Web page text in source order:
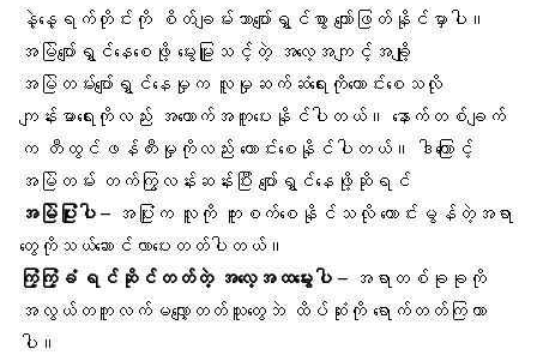
နဲ့နေ့ရက်တိုင်းကို စိတ်ချမ်းသာပျော်ရွှင်စွာ ကျော်ဖြတ်နိုင်မှာပါ။
အမြဲပျော်ရွှင်နေစေဖို့ မွေးမြူသင့်တဲ့ အလေ့အကျင့် အချို့
အမြဲတမ်းပျော်ရွှင်နေမှုက လူမှုဆက်ဆံရေးကိုကောင်းစေသလို
ကျန်းမာရေးကိုလည်း အထောက်အကူပေးနိုင်ပါတယ်။ နောက်တစ်ချက်
က တီထွင်ဖန်တီးမှုကိုလည်း ကောင်းစေနိုင်ပါတယ်။ ဒါကြောင့်
အမြဲတမ်း တက်ကြွလန်းဆန်းပြီး ပျော်ရွှင်နေဖို့ဆိုရင်
အမြဲပြုံးပါ– အပြုံးက လူကို ကူးစက်စေနိုင်သလို ကောင်းမွန်တဲ့အရာ
တွေကိုသယ်ဆောင်လာပေးတတ်ပါတယ်။
ကြံ့ကြံ့ခံ ရင်ဆိုင်တတ်တဲ့ အလေ့အထမွေးပါ – အရာတစ်ခုခုကို
အလွယ်တကူလက်မလျှော့တတ်သူတွေဘဲ ထိပ်ဆုံးကို ရောက်တတ်ကြတာ
ပါ။